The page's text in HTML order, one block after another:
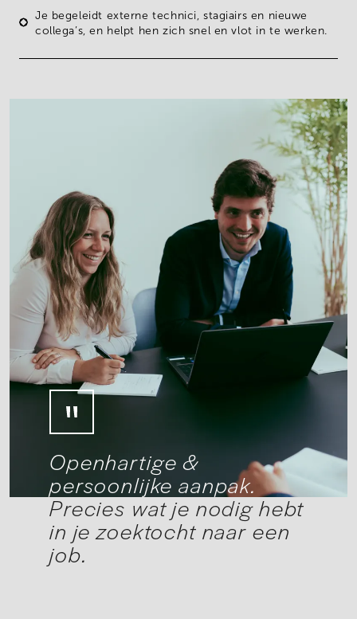
Je begeleidt externe technici, stagiairs en nieuwe
collega’s,en helpt hen zich snel en vlot in te werken.
Openhartige &
persoonlijke aanpak.
Precies wat je nodig hebt
in je zoektocht naar een
job.